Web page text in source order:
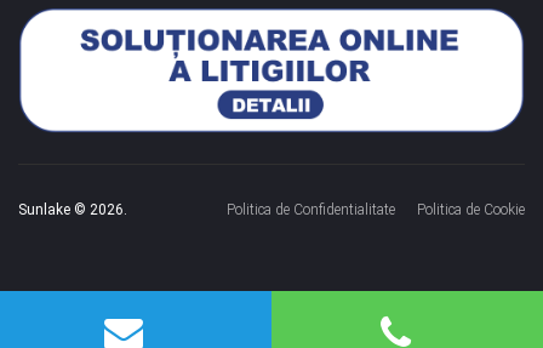
Sunlake © 2026. Politica de Confidentialitate Politica de Cookie